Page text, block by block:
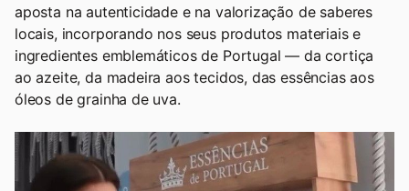
aposta na autenticidade e na valorização de saberes
locais, incorporando nos seus produtos materiais e
ingredientes emblemáticos de Portugal — da cortiça
ao azeite, da madeira aos tecidos, das essências aos
óleos de grainha de uva.